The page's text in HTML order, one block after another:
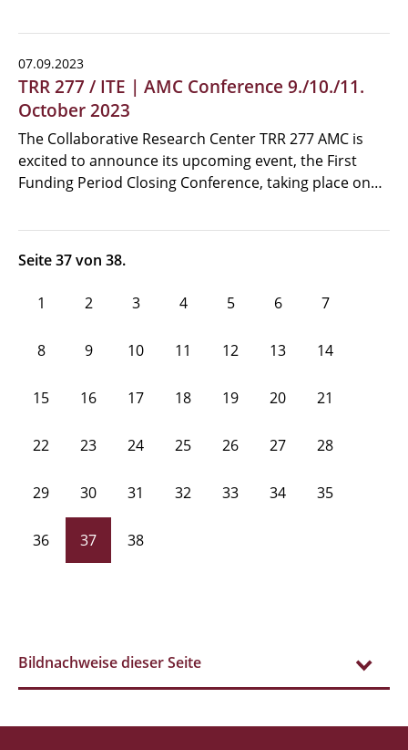
07.09.2023
TRR 277 / ITE | AMC Conference 9./10./11.
October 2023
The Collaborative Research Center TRR 277 AMC is
excited to announce its upcoming event, the First
Funding Period Closing Conference, taking place on…
Seite 37 von 38.
1 2 3 4 5 6 7
8 9 10 11 12 13 14
15 16 17 18 19 20 21
22 23 24 25 26 27 28
29 30 31 32 33 34 35
36 37 38
Bildnachweise dieser Seite